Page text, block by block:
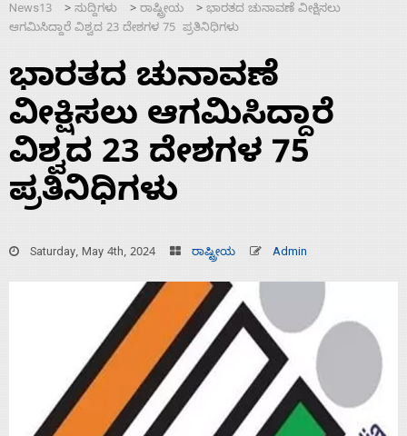
News13 > ಸುದ್ದಿಗಳು > ರಾಷ್ಟ್ರೀಯ > ಭಾರತದ ಚುನಾವಣೆ ವೀಕ್ಷಿಸಲು
ಆಗಮಿಸಿದ್ದಾರೆ ವಿಶ್ವದ 23 ದೇಶಗಳ 75 ಪ್ರತಿನಿಧಿಗಳು
ಭಾರತದ ಚುನಾವಣೆ
ವೀಕ್ಷಿಸಲು ಆಗಮಿಸಿದ್ದಾರೆ
ವಿಶ್ವದ 23 ದೇಶಗಳ 75
ಪ್ರತಿನಿಧಿಗಳು
Saturday, May 4th, 2024 ರಾಷ್ಟ್ರೀಯ Admin